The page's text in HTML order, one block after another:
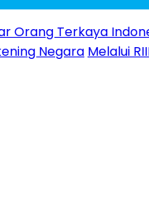
Orang Terkaya
Negara Melalui